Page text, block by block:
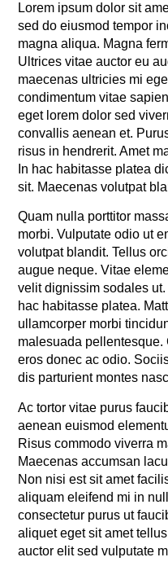
Lorem ipsum dolor sit
sed do eiusmod tempor
magna aliqua. Magna
Ultrices vitae auctor eu
maecenas ultricies mi
condimentum vitae
eget lorem dolor sed
convallis aenean et.
risus in hendrerit. Amet
In hac habitasse platea
sit. Maecenas volutpat
Quam nulla porttitor
morbi. Vulputate odio ut
volutpat blandit. Tellus
augue neque. Vitae
velit dignissim sodales
hac habitasse platea.
ullamcorper morbi
malesuada pellentesque.
eros donec ac odio.
dis parturient montes
Ac tortor vitae purus
aenean euismod
Risus commodo viverra
Maecenas accumsan
Non nisi est sit amet
aliquam eleifend mi in
consectetur purus ut
aliquet eget sit amet
auctor elit sed vulputate